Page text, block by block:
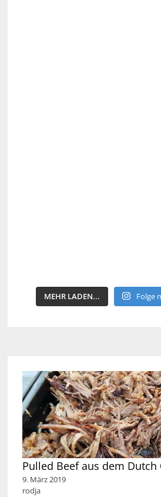
MEHR LADEN... Folge
Pulled Beef aus dem Dutch
9. März 2019
rodja